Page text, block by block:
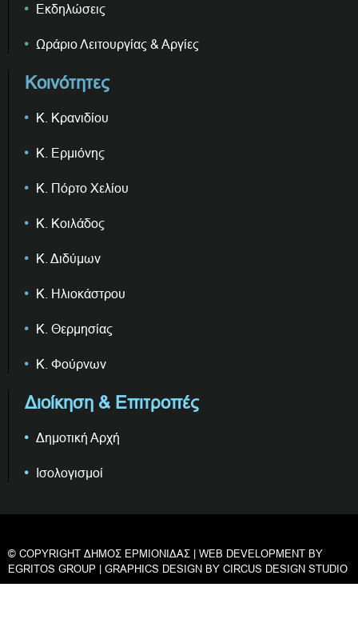
Εκδηλώσεις
Ωράριο Λειτουργίας & Αργίες
Κοινότητες
Κ. Κρανιδίου
Κ. Ερμιόνης
Κ. Πόρτο Χελίου
Κ. Κοιλάδος
Κ. Διδύμων
Κ. Ηλιοκάστρου
Κ. Θερμησίας
Κ. Φούρνων
Διοίκηση & Επιτροπές
Δημοτική Αρχή
Ισολογισμοί
© COPYRIGHT ΔΗΜΟΣ ΕΡΜΙΟΝΙΔΑΣ | WEB DEVELOPMENT BY
EGRITOS GROUP | GRAPHICS DESIGN BY CIRCUS DESIGN STUDIO